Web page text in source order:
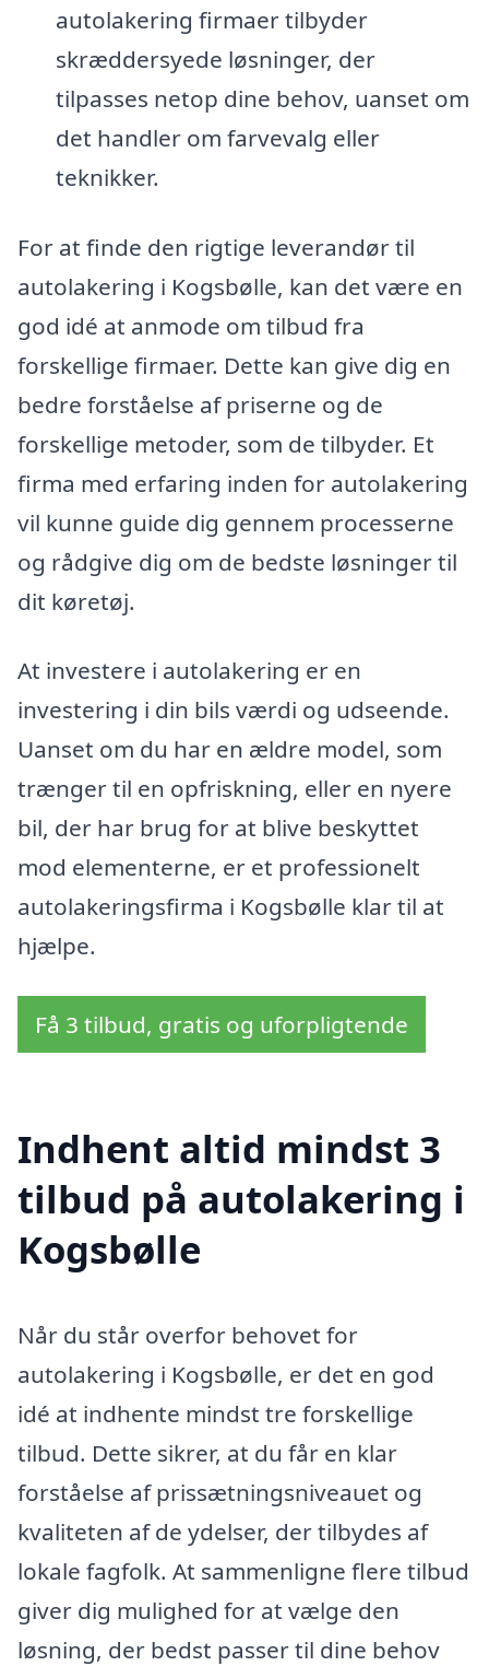
autolakering firmaer tilbyder
skræddersyede løsninger, der
tilpasses netop dine behov, uanset om
det handler om farvevalg eller
teknikker.
For at finde den rigtige leverandør til
autolakering i Kogsbølle, kan det være en
god idé at anmode om tilbud fra
forskellige firmaer. Dette kan give dig en
bedre forståelse af priserne og de
forskellige metoder, som de tilbyder. Et
firma med erfaring inden for autolakering
vil kunne guide dig gennem processerne
og rådgive dig om de bedste løsninger til
dit køretøj.
At investere i autolakering er en
investering i din bils værdi og udseende.
Uanset om du har en ældre model, som
trænger til en opfriskning, eller en nyere
bil, der har brug for at blive beskyttet
mod elementerne, er et professionelt
autolakeringsfirma i Kogsbølle klar til at
hjælpe.
Få 3 tilbud, gratis og uforpligtende
Indhent altid mindst 3
tilbud på autolakering i
Kogsbølle
Når du står overfor behovet for
autolakering i Kogsbølle, er det en god
idé at indhente mindst tre forskellige
tilbud. Dette sikrer, at du får en klar
forståelse af prissætningsniveauet og
kvaliteten af de ydelser, der tilbydes af
lokale fagfolk. At sammenligne flere tilbud
giver dig mulighed for at vælge den
løsning, der bedst passer til dine behov